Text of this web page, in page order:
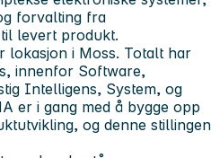
forvalting fra
levert produkt.
lokasjon i Moss. Totalt har
innenfor Software,
Intelligens, System, og
er i gang med å bygge opp
og denne stillingen